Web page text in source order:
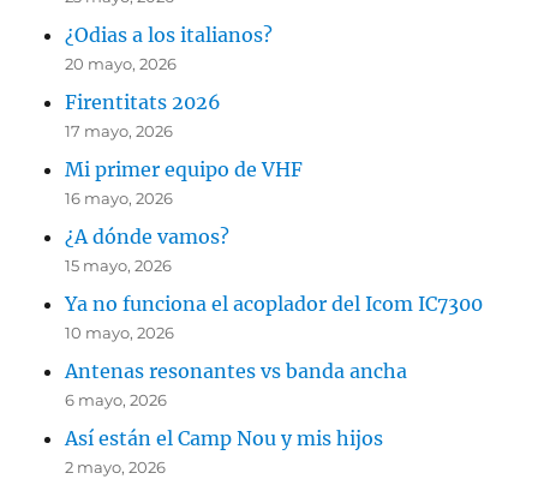
¿Odias a los italianos?
20 mayo, 2026
Firentitats 2026
17 mayo, 2026
Mi primer equipo de VHF
16 mayo, 2026
¿A dónde vamos?
15 mayo, 2026
Ya no funciona el acoplador del Icom IC7300
10 mayo, 2026
Antenas resonantes vs banda ancha
6 mayo, 2026
Así están el Camp Nou y mis hijos
2 mayo, 2026